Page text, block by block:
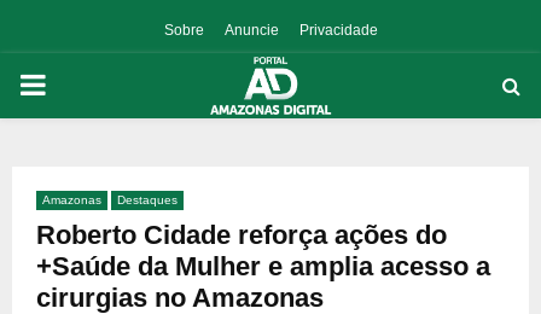
Sobre Anuncie Privacidade
PRIMARY
Amazonas Destaques
Roberto Cidade reforça ações do
+Saúde da Mulher e amplia acesso a
cirurgias no Amazonas